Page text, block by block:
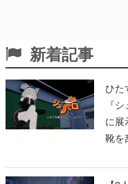
新着記事
ひた
『
に展
靴を
も